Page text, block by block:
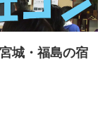
城・福島の宿